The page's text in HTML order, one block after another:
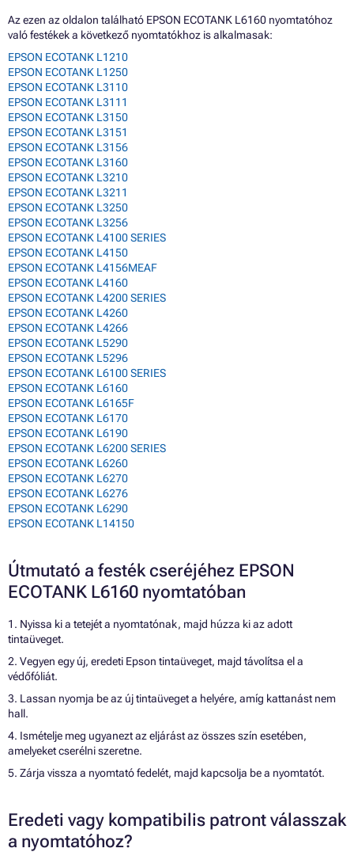
Az ezen az oldalon található EPSON ECOTANK L6160 nyomtatóhoz
való festékek a következő nyomtatókhoz is alkalmasak:
EPSON ECOTANK L1210
EPSON ECOTANK L1250
EPSON ECOTANK L3110
EPSON ECOTANK L3111
EPSON ECOTANK L3150
EPSON ECOTANK L3151
EPSON ECOTANK L3156
EPSON ECOTANK L3160
EPSON ECOTANK L3210
EPSON ECOTANK L3211
EPSON ECOTANK L3250
EPSON ECOTANK L3256
EPSON ECOTANK L4100 SERIES
EPSON ECOTANK L4150
EPSON ECOTANK L4156MEAF
EPSON ECOTANK L4160
EPSON ECOTANK L4200 SERIES
EPSON ECOTANK L4260
EPSON ECOTANK L4266
EPSON ECOTANK L5290
EPSON ECOTANK L5296
EPSON ECOTANK L6100 SERIES
EPSON ECOTANK L6160
EPSON ECOTANK L6165F
EPSON ECOTANK L6170
EPSON ECOTANK L6190
EPSON ECOTANK L6200 SERIES
EPSON ECOTANK L6260
EPSON ECOTANK L6270
EPSON ECOTANK L6276
EPSON ECOTANK L6290
EPSON ECOTANK L14150
Útmutató a festék cseréjéhez EPSON
ECOTANK L6160 nyomtatóban
1. Nyissa ki a tetejét a nyomtatónak, majd húzza ki az adott
tintaüveget.
2. Vegyen egy új, eredeti Epson tintaüveget, majd távolítsa el a
védőfóliát.
3. Lassan nyomja be az új tintaüveget a helyére, amíg kattanást nem
hall.
4. Ismételje meg ugyanezt az eljárást az összes szín esetében,
amelyeket cserélni szeretne.
5. Zárja vissza a nyomtató fedelét, majd kapcsolja be a nyomtatót.
Eredeti vagy kompatibilis patront válasszak
a nyomtatóhoz?